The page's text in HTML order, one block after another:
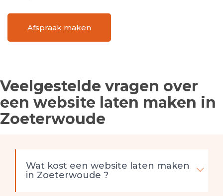
Afspraak maken
Veelgestelde vragen over
een website laten maken in
Zoeterwoude
Wat kost een website laten maken
in Zoeterwoude ?